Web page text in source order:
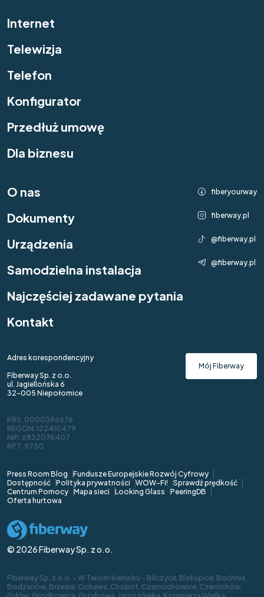
Internet
Telewizja
Telefon
Konfigurator
Przedłuż umowę
Dla biznesu
O nas
Dokumenty
Urządzenia
Samodzielna instalacja
Najczęściej zadawane pytania
Kontakt
fiberyourway
fiberway.pl
@fiberway.pl
@fiberway.pl
Adres korespondencyjny
Fiberway Sp. z o.o.
ul. Jagiellońska 6
32-005 Niepołomice
KRS: 0000396676
REGON: 122410479
NIP: 6832076407
RPT: 9750
Mój Fiberway
Press Room Blog
Fundusze Europejskie Rozwój Cyfrowy
Dostępność Polityka prywatności WOW-Fi!
Sprawdź prędkość
Centrum Pomocy Mapa sieci Looking Glass
PeeringDB
Oferta hurtowa
© 2026 Fiberway Sp. z o.o.
Fiberway Sp. z o.o. - W Twoim kierunku - Bilczyce, Biskupice, Bochnia,
Bodzanów, Brzezie, Cichawa, Chobot, Czarnochowice, Czernichów,